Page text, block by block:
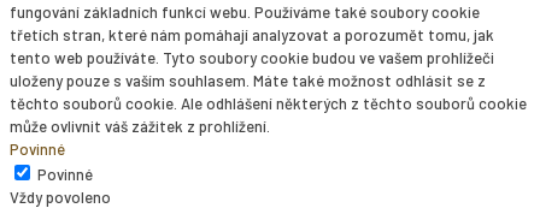
fungování základních funkcí webu. Používáme také soubory cookie
třetích stran, které nám pomáhají analyzovat a porozumět tomu, jak
tento web používáte. Tyto soubory cookie budou ve vašem prohlížeči
uloženy pouze s vaším souhlasem. Máte také možnost odhlásit se z
těchto souborů cookie. Ale odhlášení některých z těchto souborů cookie
může ovlivnit váš zážitek z prohlížení.
Povinné
Povinné
Vždy povoleno